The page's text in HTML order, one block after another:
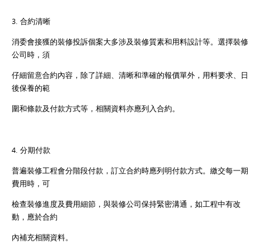
3. 合約清晰
消委會接獲的裝修投訴個案大多涉及裝修質素和用料設計等。選擇裝修
公司時，須
仔細留意合約內容，除了詳細、清晰和準確的報價單外，用料要求、日
後保養的範
圍和條款及付款方式等，相關資料亦應列入合約。
4. 分期付款
普遍裝修工程會分階段付款，訂立合約時應列明付款方式。繳交每一期
費用時，可
檢查裝修進度及費用細節，與裝修公司保持緊密溝通，如工程中有改
動，應於合約
內補充相關資料。